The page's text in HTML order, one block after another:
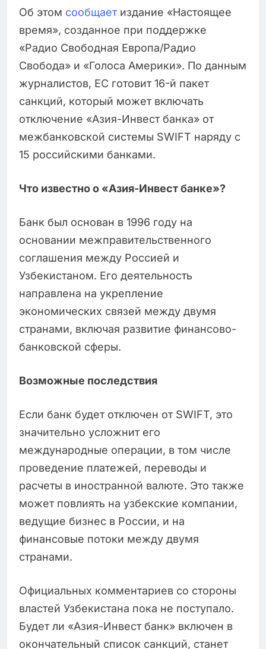
Об этом сообщаетиздание «Настоящее
время», созданное при поддержке
«Радио Свободная Европа/Радио
Свобода» и «Голоса Америки». По данным
журналистов, ЕС готовит 16-й пакет
санкций, который может включать
отключение «Азия-Инвест банка» от
межбанковской системы SWIFT наряду с
15 российскими банками.
Что известно о «Азия-Инвест банке»?
Банк был основан в 1996 году на
основании межправительственного
соглашения между Россией и
Узбекистаном. Его деятельность
направлена на укрепление
экономических связей между двумя
странами, включая развитие финансово-
банковской сферы.
Возможные последствия
Если банк будет отключен от SWIFT, это
значительно усложнит его
международные операции, в том числе
проведение платежей, переводы и
расчеты в иностранной валюте. Это также
может повлиять на узбекские компании,
ведущие бизнес в России, и на
финансовые потоки между двумя
странами.
Официальных комментариев со стороны
властей Узбекистана пока не поступало.
Будет ли «Азия-Инвест банк» включен в
окончательный список санкций, станет